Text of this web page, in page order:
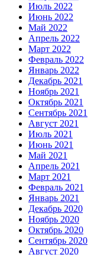
Июль 2022
Июнь 2022
Май 2022
Апрель 2022
Март 2022
Февраль 2022
Январь 2022
Декабрь 2021
Ноябрь 2021
Октябрь 2021
Сентябрь 2021
Август 2021
Июль 2021
Июнь 2021
Май 2021
Апрель 2021
Март 2021
Февраль 2021
Январь 2021
Декабрь 2020
Ноябрь 2020
Октябрь 2020
Сентябрь 2020
Август 2020